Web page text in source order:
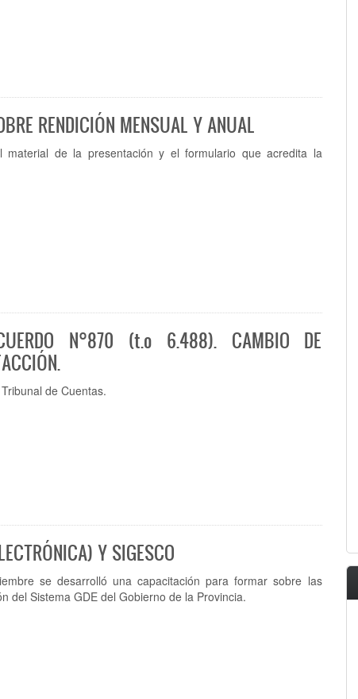
RENDICIÓN MENSUAL Y ANUAL
material de la presentación y el formulario que acredita la
N°870 (t.o 6.488). CAMBIO DE
de Cuentas.
Y SIGESCO
se desarrolló una capacitación para formar sobre las
del Sistema GDE del Gobierno de la Provincia.